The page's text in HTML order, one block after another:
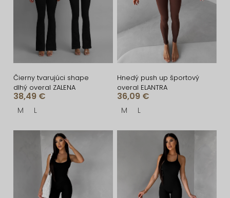
k
t
o
v
d
u
k
o
Čierny tvarujúci shape
dlhý overal ZALENA
38,49 €
M L
Hnedý push up športový
overal ELANTRA
36,09 €
M L